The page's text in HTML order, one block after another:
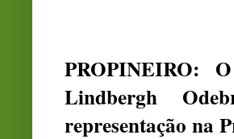
PROPINEIRO:
Lindbergh
representação na